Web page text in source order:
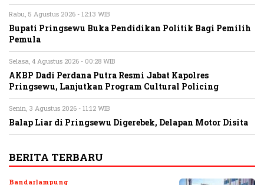
Rabu, 5 Agustus 2026 - 12:13 WIB
Bupati Pringsewu Buka Pendidikan Politik Bagi Pemilih
Pemula
Selasa, 4 Agustus 2026 - 00:28 WIB
AKBP Dadi Perdana Putra Resmi Jabat Kapolres
Pringsewu, Lanjutkan Program Cultural Policing
Senin, 3 Agustus 2026 - 11:12 WIB
Balap Liar di Pringsewu Digerebek, Delapan Motor Disita
BERITA TERBARU
Bandarlampung